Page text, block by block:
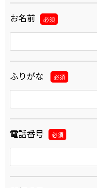
お名前 必須
ふりがな 必須
電話番号 必須